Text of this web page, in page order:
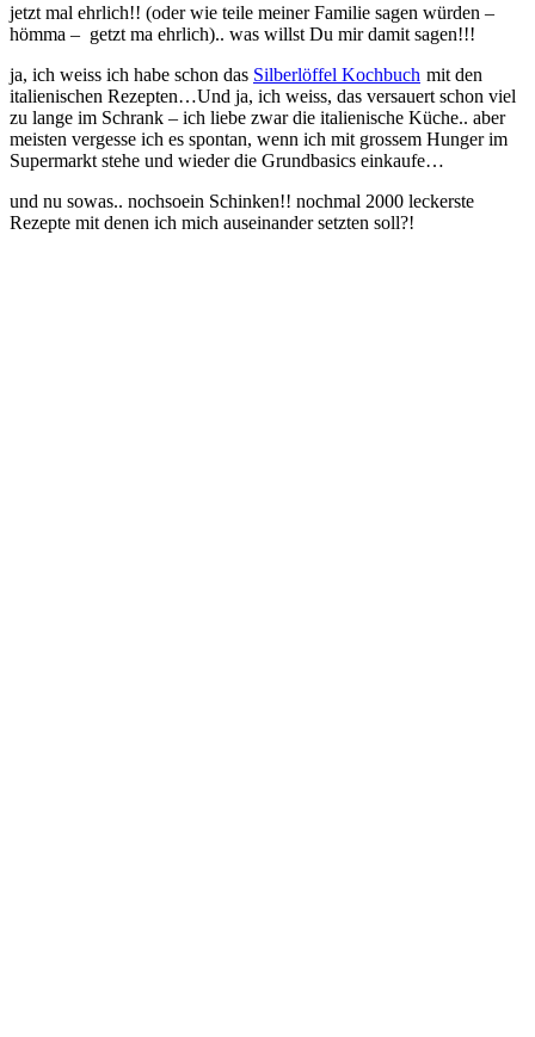
jetzt mal ehrlich!! (oder wie teile meiner Familie sagen würden –
hömma – getzt ma ehrlich).. was willst Du mir damit sagen!!!
ja, ich weiss ich habe schon das Silberlöffel Kochbuch mit den
italienischen Rezepten…Und ja, ich weiss, das versauert schon viel
zu lange im Schrank – ich liebe zwar die italienische Küche.. aber
meisten vergesse ich es spontan, wenn ich mit grossem Hunger im
Supermarkt stehe und wieder die Grundbasics einkaufe…
und nu sowas.. nochsoein Schinken!! nochmal 2000 leckerste
Rezepte mit denen ich mich auseinander setzten soll?!